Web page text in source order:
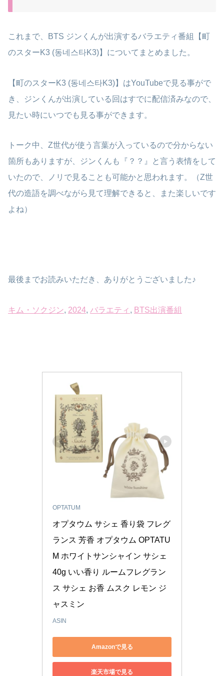
これまで、BTS ジンくんが出演するバラエティ番組【町
のスターK3 (동네스타K3)】についてまとめました。
【町のスターK3 (동네스타K3)】はYouTubeで見る事がで
き、ジンくんが出演している回はすでに配信済みなので、
見たい時にいつでも見る事ができます。
トーク中、Z世代が使う言葉が入っているので分からない
箇所もありますが、ジンくんも『？？』と言う表情をして
いたので、ノリで見ることも可能かと思われます。（Z世
代の造語を調べながら見て理解できると、また楽しいです
よね）
最後までお読みいただき、ありがとうございました♪
キム・ソクジン, 2024, バラエティ , BTS出演番組
OPTATUM
オプタウム サシェ 香り袋 フレグ
ランス 芳香 オプタウム OPTATU
M ホワイトサンシャイン サシェ
40g いい香り ルームフレグラン
ス サシェ お香 ムスク レモン ジ
ャスミン
ASIN
Amazonで見る
楽天市場で見る